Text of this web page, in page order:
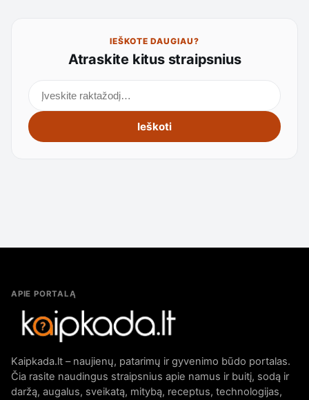
IEŠKOTE DAUGIAU?
Atraskite kitus straipsnius
Ieškoti
APIE PORTALĄ
Kaipkada.lt – naujienų, patarimų ir gyvenimo būdo portalas.
Čia rasite naudingus straipsnius apie namus ir buitį, sodą ir
daržą, augalus, sveikatą, mitybą, receptus, technologijas,